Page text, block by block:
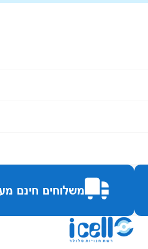
משלוחים חינם מעל